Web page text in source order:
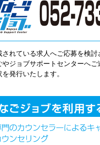
されている求人へご応募を検討
やジョブサポートセンターへご
を発行いたします。